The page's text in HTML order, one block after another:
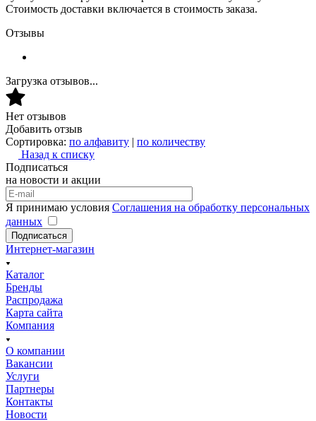
Стоимость доставки включается в стоимость заказа.
Отзывы
Загрузка отзывов...
Нет отзывов
Добавить отзыв
Сортировка: по алфавиту | по количеству
Назад к списку
Подписаться
на новости и акции
Я принимаю условия Соглашения на обработку персональных
данных
Подписаться
Интернет-магазин
Каталог
Бренды
Распродажа
Карта сайта
Компания
О компании
Вакансии
Услуги
Партнеры
Контакты
Новости